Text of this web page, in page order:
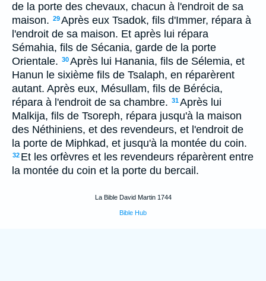
de la porte des chevaux, chacun à l'endroit de sa
maison. 29Après eux Tsadok, fils d'Immer, répara à
l'endroit de sa maison. Et après lui répara
Sémahia, fils de Sécania, garde de la porte
Orientale. 30Après lui Hanania, fils de Sélemia, et
Hanun le sixième fils de Tsalaph, en réparèrent
autant. Après eux, Mésullam, fils de Bérécia,
répara à l'endroit de sa chambre. 31Après lui
Malkija, fils de Tsoreph, répara jusqu'à la maison
des Néthiniens, et des revendeurs, et l'endroit de
la porte de Miphkad, et jusqu'à la montée du coin.
32 Et les orfèvres et les revendeurs réparèrent entre
la montée du coin et la porte du bercail.
La Bible David Martin 1744
Bible Hub